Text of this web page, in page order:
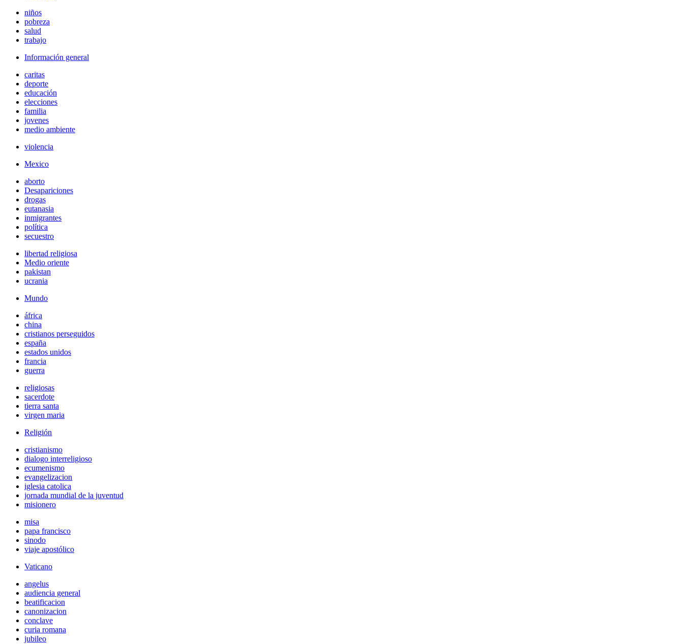
niños
pobreza
salud
trabajo
Información general
caritas
deporte
educación
elecciones
familia
jovenes
medio ambiente
violencia
Mexico
aborto
Desapariciones
drogas
eutanasia
inmigrantes
política
secuestro
libertad religiosa
Medio oriente
pakistan
ucrania
Mundo
áfrica
china
cristianos perseguidos
españa
estados unidos
francia
guerra
religiosas
sacerdote
tierra santa
virgen maria
Religión
cristianismo
dialogo interreligioso
ecumenismo
evangelizacion
iglesia catolica
jornada mundial de la juventud
misionero
misa
papa francisco
sinodo
viaje apostólico
Vaticano
angelus
audiencia general
beatificacion
canonizacion
conclave
curia romana
jubileo